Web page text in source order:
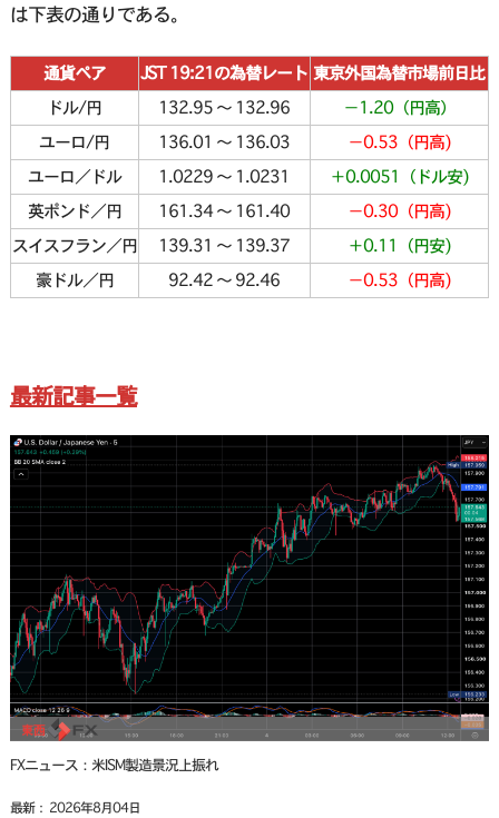
は下表の通りである。
通貨ペア JST 19:21の為替レート 東京外国為替市場前日比
ドル/円
132.95 〜 132.96
−1.20（円高）
ユーロ/円
136.01 〜 136.03
－0.53（円高)
ユーロ／ドル
1.0229 〜 1.0231
＋0.0051（ドル安)
英ポンド／円
161.34 〜 161.40
－0.30（円高)
スイスフラン／円
139.31 〜 139.37
＋0.11（円安)
豪ドル／円
92.42 〜 92.46 －0.53（円高)
最新記事一覧
FXニュース：米ISM製造景況上振れ
最新： 2026年8月04日